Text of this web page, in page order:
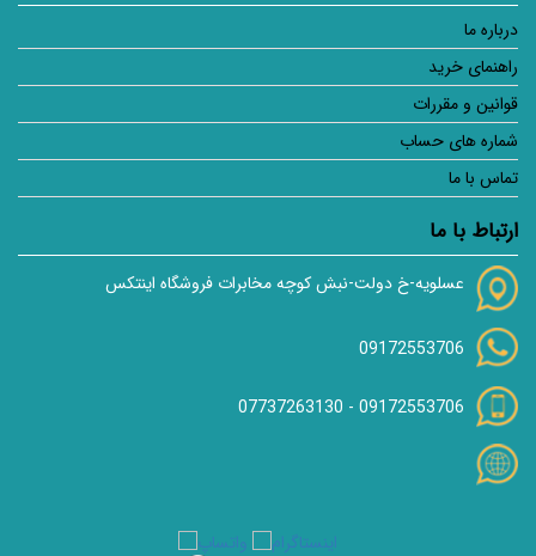
درباره ما
راهنمای خرید
قوانین و مقررات
شماره های حساب
تماس با ما
ارتباط با ما
عسلویه-خ دولت-نبش کوچه مخابرات فروشگاه اینتکس
09172553706
09172553706
-
07737263130